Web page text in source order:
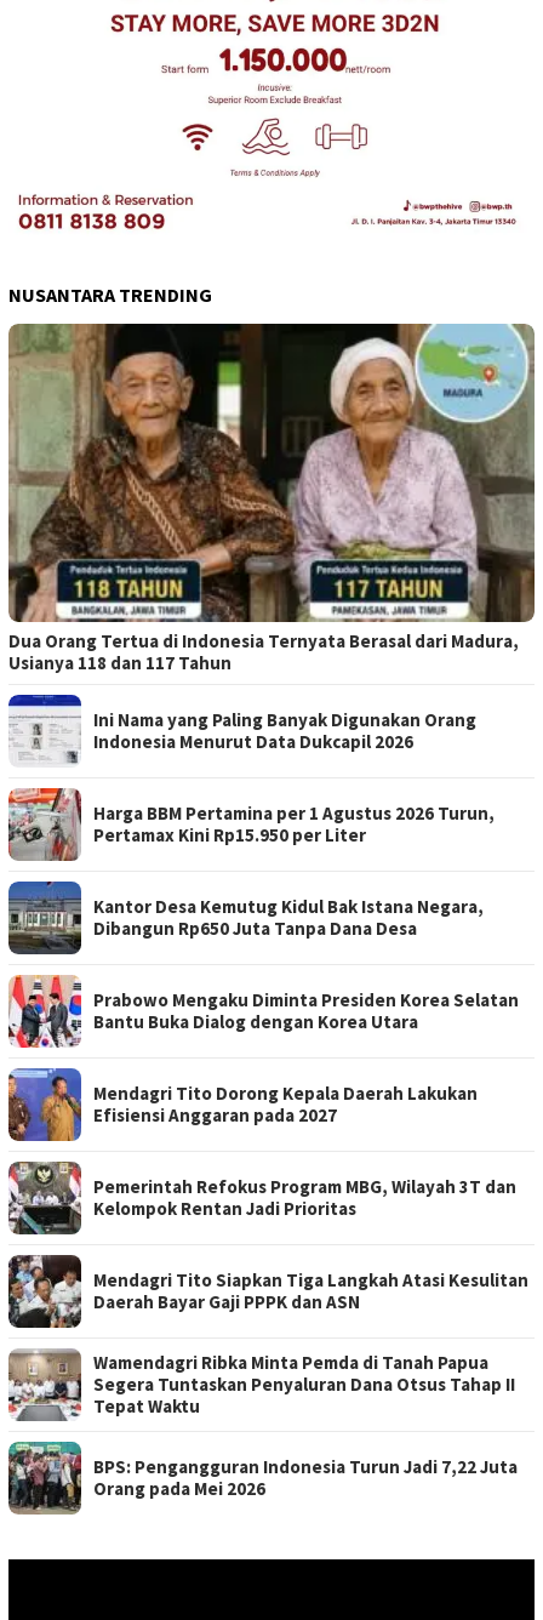
NUSANTARA TRENDING
Dua Orang Tertua di Indonesia Ternyata Berasal dari Madura,
Usianya 118 dan 117 Tahun
Ini Nama yang Paling Banyak Digunakan Orang
Indonesia Menurut Data Dukcapil 2026
Harga BBM Pertamina per 1 Agustus 2026 Turun,
Pertamax Kini Rp15.950 per Liter
Kantor Desa Kemutug Kidul Bak Istana Negara,
Dibangun Rp650 Juta Tanpa Dana Desa
Prabowo Mengaku Diminta Presiden Korea Selatan
Bantu Buka Dialog dengan Korea Utara
Mendagri Tito Dorong Kepala Daerah Lakukan
Efisiensi Anggaran pada 2027
Pemerintah Refokus Program MBG, Wilayah 3T dan
Kelompok Rentan Jadi Prioritas
Mendagri Tito Siapkan Tiga Langkah Atasi Kesulitan
Daerah Bayar Gaji PPPK dan ASN
Wamendagri Ribka Minta Pemda di Tanah Papua
Segera Tuntaskan Penyaluran Dana Otsus Tahap II
Tepat Waktu
BPS: Pengangguran Indonesia Turun Jadi 7,22 Juta
Orang pada Mei 2026